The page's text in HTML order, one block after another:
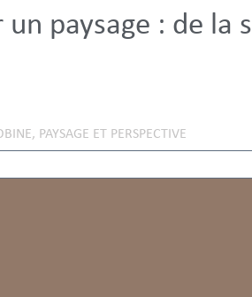
un paysage : de la
, PAYSAGE ET PERSPECTIVE